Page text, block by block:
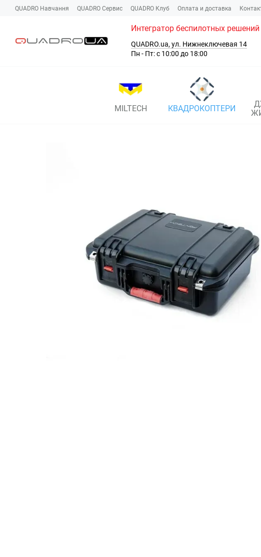
Перейти к основному контенту
QUADRO Навчання QUADRO Сервис QUADRO Клуб Оплата и доставка
Интегратор беспилотных
QUADRO.ua, ул. Нижнеключевая 14
Пн - Пт: с 10:00 до 18:00
MILTECH КВАДРОКОПТЕРИ